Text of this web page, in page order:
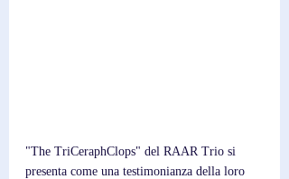
"The TriCeraphClops" del RAAR Trio si
presenta come una testimonianza della loro